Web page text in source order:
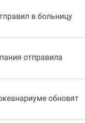
в больницу
отправила
обновят